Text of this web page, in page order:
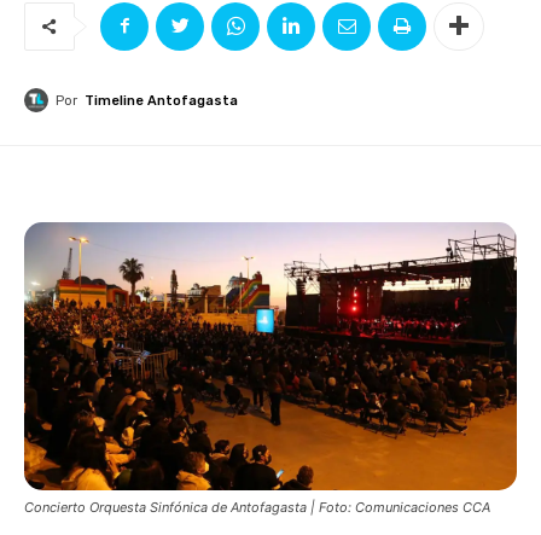
Por Timeline Antofagasta
Concierto Orquesta Sinfónica de Antofagasta | Foto: Comunicaciones CCA